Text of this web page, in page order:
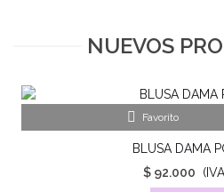
NUEVOS
Favorito
BLUSA DAMA
$ 92.000